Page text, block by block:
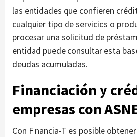
las entidades que confieren
cualquier tipo de servicios o
procesar una solicitud de
entidad puede consultar esta
deudas acumuladas.
Financiación y
empresas con A
Con Financia-T es posible